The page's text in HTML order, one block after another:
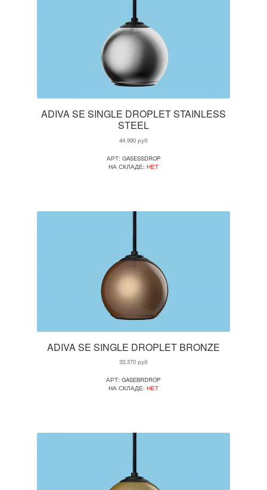
ADIVA SE SINGLE DROPLET STAINLESS
STEEL
44,990руб
АРТ: GASESSDROP
НА СКЛАДЕ: НЕТ
ADIVA SE SINGLE DROPLET BRONZE
33,370руб
АРТ: GASEBRDROP
НА СКЛАДЕ: НЕТ